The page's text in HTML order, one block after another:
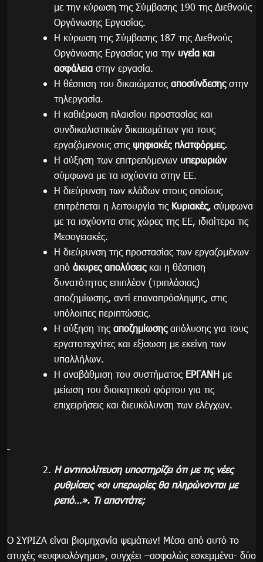
με την κύρωση της Σύμβασης 190 της Διεθνούς
Οργάνωσης Εργασίας.
Η κύρωση της Σύμβασης 187 της Διεθνούς
Οργάνωσης Εργασίας για την υγεία και
ασφάλεια στην εργασία.
Η θέσπιση του δικαιώματος αποσύνδεσηςστην
τηλεργασία.
Η καθιέρωση πλαισίου προστασίας και
συνδικαλιστικών δικαιωμάτων για τους
εργαζόμενους στις ψηφιακές πλατφόρμες.
Η αύξηση των επιτρεπόμενων υπερωριών
σύμφωνα με τα ισχύοντα στην ΕΕ.
Η διεύρυνση των κλάδων στους οποίους
επιτρέπεται η λειτουργία τις Κυριακές, σύμφωνα
με τα ισχύοντα στις χώρες της ΕΕ, ιδιαίτερα τις
Μεσογειακές.
Η διεύρυνση της προστασίας των εργαζομένων
από άκυρες απολύσειςκαι η θέσπιση
δυνατότητας επιπλέον (τριπλάσιας)
αποζημίωσης, αντί επαναπρόσληψης, στις
υπόλοιπες περιπτώσεις.
Η αύξηση της αποζημίωσηςαπόλυσης για τους
εργατοτεχνίτες και εξίσωση με εκείνη των
υπαλλήλων.
Η αναβάθμιση του συστήματος ΕΡΓΑΝΗ με
μείωση του διοικητικού φόρτου για τις
επιχειρήσεις και διευκόλυνση των ελέγχων.
Η αντιπολίτευση υποστηρίζει ότι με τις νέες
ρυθμίσεις «οι υπερωρίες θα πληρώνονται με
ρεπό…». Τι απαντάτε;
Ο ΣΥΡΙΖΑ είναι βιομηχανία ψεμάτων! Μέσα από αυτό το
ατυχές «ευφυολόγημα», συγχέει –ασφαλώς εσκεμμένα- δύο